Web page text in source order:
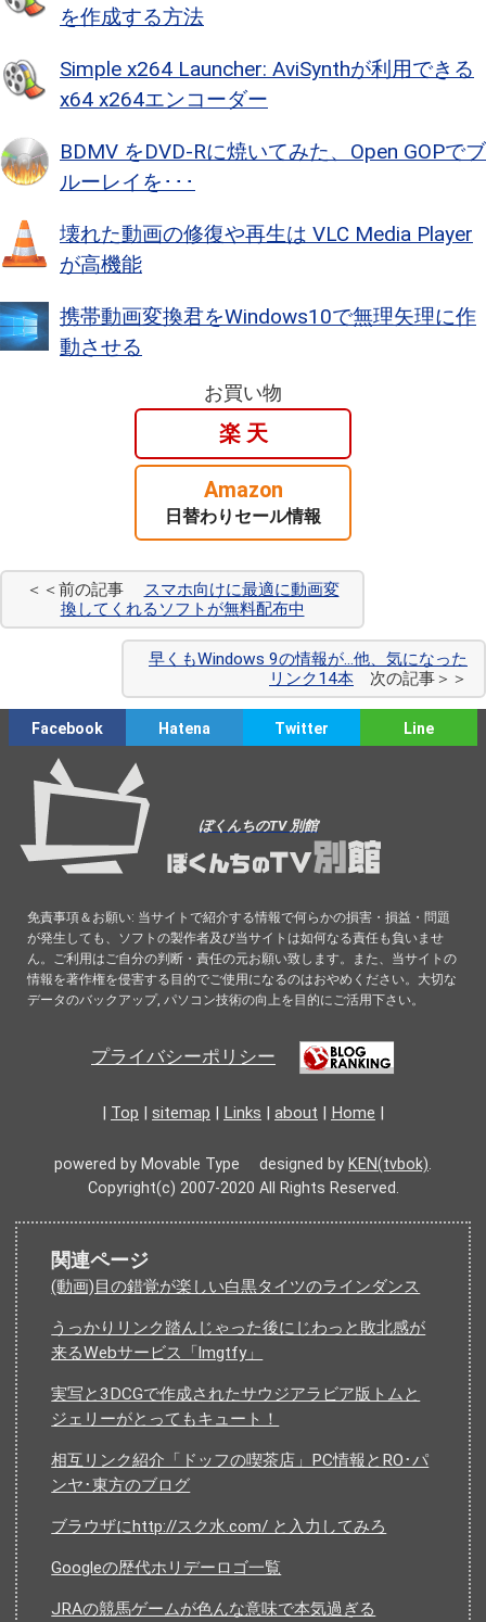
を作成する方法
Simple x264 Launcher: AviSynthが利用できる
x64 x264エンコーダー
BDMV をDVD-Rに焼いてみた、Open GOPでブ
ルーレイを･･･
壊れた動画の修復や再生は VLC Media Player
が高機能
携帯動画変換君をWindows10で無理矢理に作
動させる
お買い物
楽 天
Amazon
日替わりセール情報
＜＜前の記事
スマホ向けに最適に動画変
換してくれるソフトが無料配布中
早くもWindows 9の情報が...他、気になった
リンク14本 次の記事＞＞
Facebook Hatena Twitter Line
ぼくんちのTV 別館
免責事項＆お願い: 当サイトで紹介する情報で何らかの損害・損益・問題
が発生しても、ソフトの製作者及び当サイトは如何なる責任も負いませ
ん。ご利用はご自分の判断・責任の元お願い致します。また、当サイトの
情報を著作権を侵害する目的でご使用になるのはおやめください。大切な
データのバックアップ, パソコン技術の向上を目的にご活用下さい。
プライバシーポリシー
| Top | sitemap | Links | about | Home |
powered by Movable Type designed by KEN(tvbok)
Copyright(c) 2007-2020 All Rights Reserved.
関連ページ
(動画)目の錯覚が楽しい白黒タイツのラインダンス
うっかりリンク踏んじゃった後にじわっと敗北感が
来るWebサービス「lmgtfy」
実写と3DCGで作成されたサウジアラビア版トムと
ジェリーがとってもキュート！
相互リンク紹介「ドッフの喫茶店」PC情報とRO･パ
ンヤ･東方のブログ
ブラウザにhttp://スク水.com/ と入力してみろ
Googleの歴代ホリデーロゴ一覧
JRAの競馬ゲームが色んな意味で本気過ぎる